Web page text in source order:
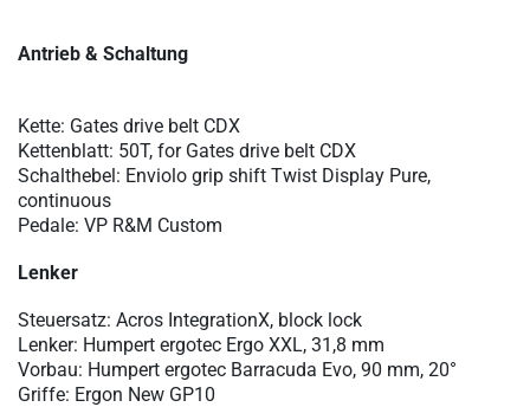
Antrieb & Schaltung
Kette: Gates drive belt CDX
Kettenblatt: 50T, for Gates drive belt CDX
Schalthebel: Enviolo grip shift Twist Display Pure,
continuous
Pedale: VP R&M Custom
Lenker
Steuersatz: Acros IntegrationX, block lock
Lenker: Humpert ergotec Ergo XXL, 31,8 mm
Vorbau: Humpert ergotec Barracuda Evo, 90 mm, 20°
Griffe: Ergon New GP10